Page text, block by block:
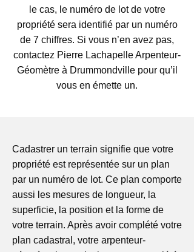
le cas, le numéro de lot de votre
propriété sera identifié par un numéro
de 7 chiffres. Si vous n’en avez pas,
contactez Pierre Lachapelle Arpenteur-
Géomètre à Drummondville pour qu’il
vous en émette un.
Cadastrer un terrain signifie que votre
propriété est représentée sur un plan
par un numéro de lot. Ce plan comporte
aussi les mesures de longueur, la
superficie, la position et la forme de
votre terrain. Après avoir complété votre
plan cadastral, votre arpenteur-